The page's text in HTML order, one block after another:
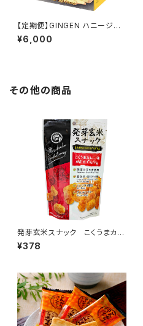
【定期便】GINGEN ハニージン
ジャーパウダードリンク(6箱セッ
ト)
¥6,000
その他の商品
発芽玄米スナック こくうまカレ
ー味
¥378